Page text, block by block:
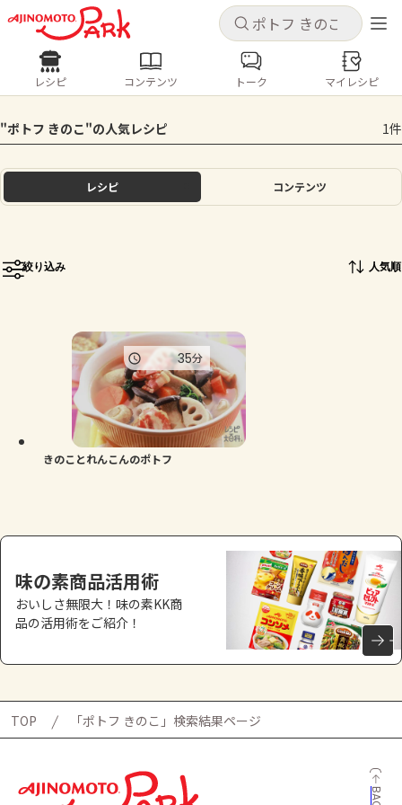
キャンセル
ログインするとレシピを保存できます
ログイン
ホーム
トーク
よくあるお問い合わせ
お買い物
キャンセル
レシピ コンテンツ
人気の食材・レシピ
きゅうり なす トマト
とうもろこし
レシピ コンテンツ トーク マイレシピ
"ポトフ きのこ"の人気レシピ 1件
レシピ コンテンツ
絞り込み 人気順
きのことれんこんのポトフ
35分
味の素商品活用術
おいしさ無限大！味の素KK商
品の活用術をご紹介！
TOP 「ポトフ きのこ」検索結果ページ